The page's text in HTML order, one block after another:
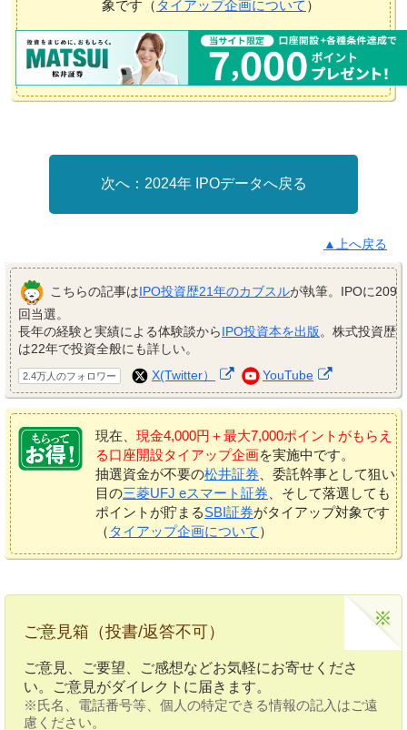
象です（ タイアップ企画について ）
2024年 IPOデータへ戻る
▲上へ戻る
こちらの記事はIPO投資歴21年のカブスルが執筆。IPOに209
回当選。
長年の経験と実績による体験談からIPO投資本を出版。株式投資歴
は22年で投資全般にも詳しい。
2.4万人のフォロワー X(Twitter） YouTube
現在、 現金4,000円＋最大7,000ポイントがもらえ
る口座開設タイアップ企画を実施中です。
抽選資金が不要の松井証券 、委託幹事として狙い
目の三菱UFJ eスマート証券 、そして落選しても
ポイントが貯まるSBI証券がタイアップ対象です
（ タイアップ企画について ）
ご意見箱（投書/返答不可）
ご意見、ご要望、ご感想などお気軽にお寄せくださ
い。ご意見がダイレクトに届きます。
※氏名、電話番号等、個人の特定できる情報の記入はご遠
慮ください。